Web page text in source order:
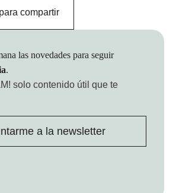
compartir
las novedades para seguir
.
solo contenido útil que te
a la newsletter